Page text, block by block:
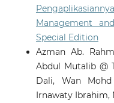
Management
Special Edition
Azman Ab.
Abdul Mutalib @
Dali, Wan
Irnawaty Ibrahim,